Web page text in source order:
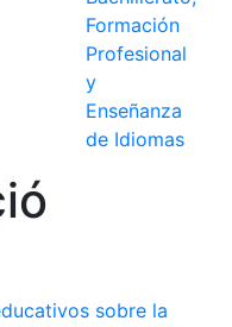
Formación
Profesional
y
Enseñanza
de Idiomas
sobre la